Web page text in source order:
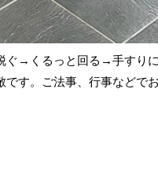
→くるっと回る→手すり
す。ご法事、行事などで